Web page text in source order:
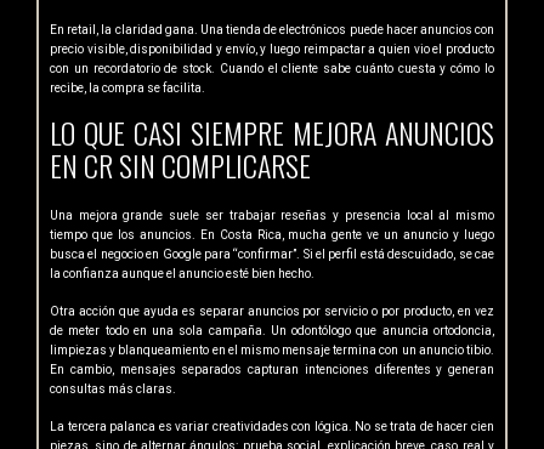
En retail, la claridad gana. Una tienda de electrónicos puede hacer anuncios con
precio visible, disponibilidad y envío, y luego reimpactar a quien vio el producto
con un recordatorio de stock. Cuando el cliente sabe cuánto cuesta y cómo lo
recibe, la compra se facilita.
LO QUE CASI SIEMPRE MEJORA ANUNCIOS
EN CR SIN COMPLICARSE
Una mejora grande suele ser trabajar reseñas y presencia local al mismo
tiempo que los anuncios. En Costa Rica, mucha gente ve un anuncio y luego
busca el negocio en Google para “confirmar”. Si el perfil está descuidado, se cae
la confianza aunque el anuncio esté bien hecho.
Otra acción que ayuda es separar anuncios por servicio o por producto, en vez
de meter todo en una sola campaña. Un odontólogo que anuncia ortodoncia,
limpiezas y blanqueamiento en el mismo mensaje termina con un anuncio tibio.
En cambio, mensajes separados capturan intenciones diferentes y generan
consultas más claras.
La tercera palanca es variar creatividades con lógica. No se trata de hacer cien
piezas, sino de alternar ángulos: prueba social, explicación breve, caso real y